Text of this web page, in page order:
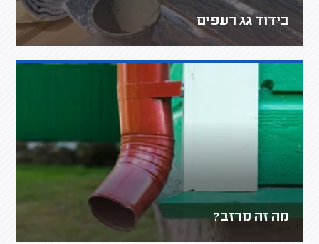
בידוד גג רעפים
מה זה מרזב?